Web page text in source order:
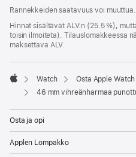
Rannekkeiden saatavuus voi muuttua.
Hinnat sisältävät ALV:n (25.5 %),
toisin ilmoiteta). Tilauslomakkeessa
maksettava ALV.
Apple
Watch
Osta Apple
46 mm vihreänharmaa
Osta ja opi
Applen Lompakko